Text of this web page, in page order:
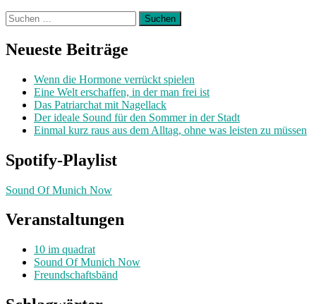
Suchen
nach:
Neueste Beiträge
Wenn die Hormone verrückt spielen
Eine Welt erschaffen, in der man frei ist
Das Patriarchat mit Nagellack
Der ideale Sound für den Sommer in der Stadt
Einmal kurz raus aus dem Alltag, ohne was leisten zu müssen
Spotify-Playlist
Sound Of Munich Now
Veranstaltungen
10 im quadrat
Sound Of Munich Now
Freundschaftsbänd